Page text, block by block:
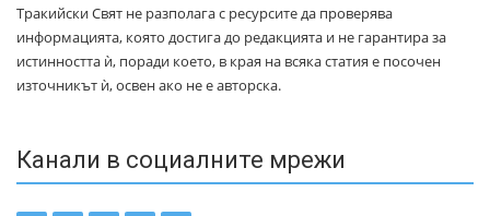
Тракийски Свят не разполага с ресурсите да проверява
информацията, която достига до редакцията и не гарантира за
истинността ѝ, поради което, в края на всяка статия е посочен
източникът ѝ, освен ако не е авторска.
Канали в социалните мрежи